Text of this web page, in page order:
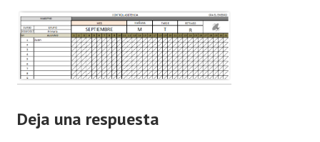
Deja una respuesta